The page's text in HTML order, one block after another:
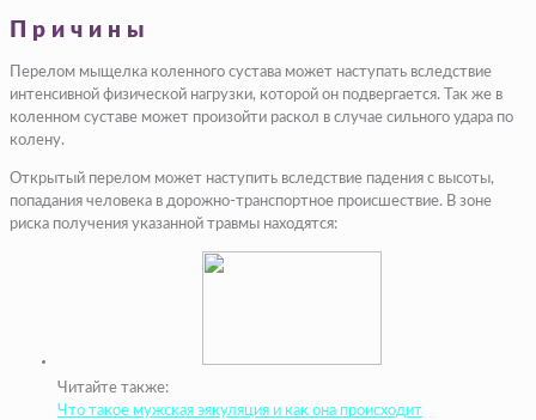
Причины
Перелом мыщелка коленного сустава может наступать вследствие
интенсивной физической нагрузки, которой он подвергается. Так же в
коленном суставе может произойти раскол в случае сильного удара по
колену.
Открытый перелом может наступить вследствие падения с высоты,
попадания человека в дорожно-транспортное происшествие. В зоне
риска получения указанной травмы находятся:
Читайте также:
Что такое мужская эякуляция и как она происходит